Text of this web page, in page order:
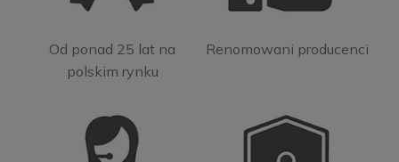
Od ponad 25 lat na
polskim rynku
Renomowani producenci